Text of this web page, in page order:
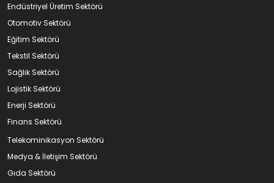
Endüstriyel Üretim Sektörü
Otomotiv Sektörü
Eğitim Sektörü
Tekstil Sektörü
Sağlık Sektörü
Lojistik Sektörü
Enerji Sektörü
Finans Sektörü
Telekominikasyon Sektörü
Medya & İletişim Sektörü
Gıda Sektörü